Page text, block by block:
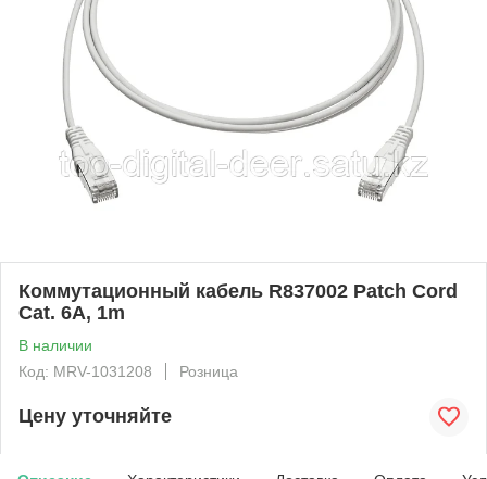
Коммутационный кабель R837002 Patch Cord
Cat. 6A, 1m
В наличии
Код: MRV-1031208
Розница
Цену уточняйте